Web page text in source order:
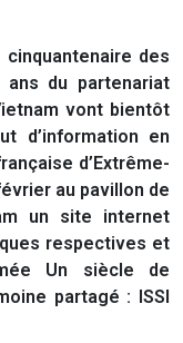
cinquantenaire des
du partenariat
vont bientôt
d’information en
d’Extrême-
au pavillon de
un site internet
respectives et
Un siècle de
partagé : ISSI